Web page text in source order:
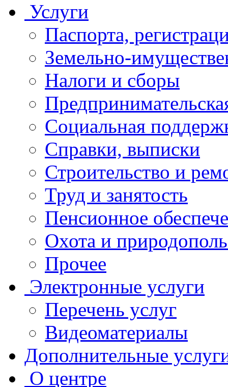
Услуги
Паспорта,
Земельно-
Налоги и сборы
Социальная
Справки, выписки
Строительство и
Труд и занятость
Пенсионное
Охота и
Прочее
Электронные услуги
Перечень услуг
Видеоматериалы
Дополнительные
О центре